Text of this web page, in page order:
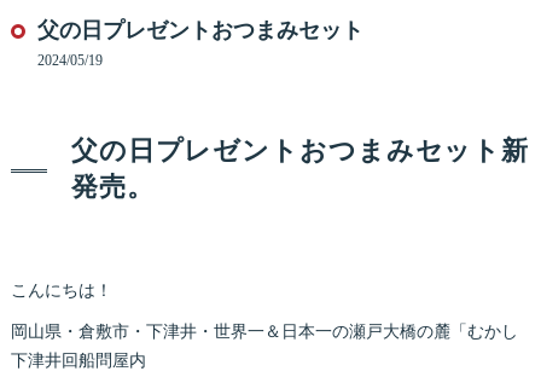
父の日プレゼントおつまみセット
2024/05/19
父の日プレゼントおつまみセット新
発売。
こんにちは！
岡山県・倉敷市・下津井・世界一＆日本一の瀬戸大橋の麓「むかし
下津井回船問屋内